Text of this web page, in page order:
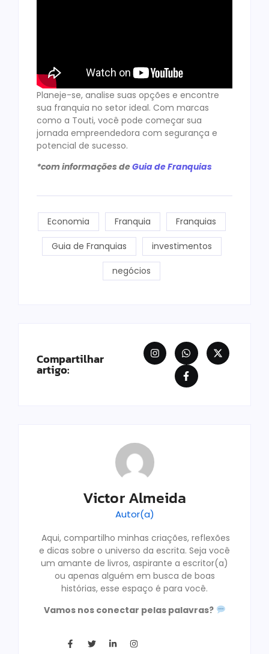
Planeje-se, analise suas opções e encontre
sua franquia no setor ideal. Com marcas
como a Touti, você pode começar sua
jornada empreendedora com segurança e
potencial de sucesso.
*com informações deGuia de Franquias
Economia Franquia Franquias
Guia de Franquias investimentos
negócios
Compartilhar
artigo:
Victor Almeida
Autor(a)
Aqui, compartilho minhas criações, reflexões
e dicas sobre o universo da escrita. Seja você
um amante de livros, aspirante a escritor(a)
ou apenas alguém em busca de boas
histórias, esse espaço é para você.
Vamos nos conectar pelas palavras?